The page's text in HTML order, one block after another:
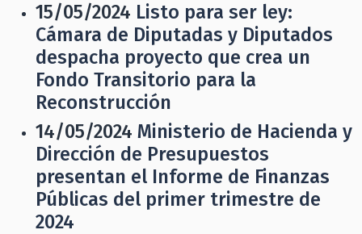
15/05/2024 Listo para ser ley:
Cámara de Diputadas y Diputados
despacha proyecto que crea un
Fondo Transitorio para la
Reconstrucción
14/05/2024 Ministerio de Hacienda y
Dirección de Presupuestos
presentan el Informe de Finanzas
Públicas del primer trimestre de
2024